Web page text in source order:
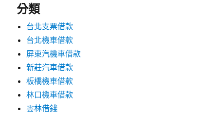
分類
台北支票借款
台北機車借款
屏東汽機車借款
新莊汽車借款
板橋機車借款
林口機車借款
雲林借錢